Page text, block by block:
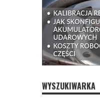
WYSZUKIWARKA